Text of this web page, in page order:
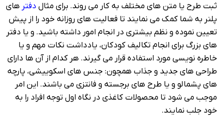
ثبت طرح یا متن های مختلف به کار می روند. برای مثال دفتر های
پلنر به شما کمک می نمایند تا فعالیت های روزانه خود را از پیش
تعیین نموده و نظم بیشتری در انجام امور داشته باشید. و یا دفتر
های بزرگ برای انجام تکالیف کودکان، یادداشت نکات مهم و یا
خاطره نویسی مورد استفاده قرار می گیرند. هر کدام از آن ها دارای
طراحی های جدید و جذاب همچون: جنس های اسکوییشی، پارچه
های پشمالو و یا طرح های برجسته و فانتزی می باشند. این امر
موجب می شود تا محصولات کاغذی در نگاه اول توجه افراد را به
خود جلب نمایند.